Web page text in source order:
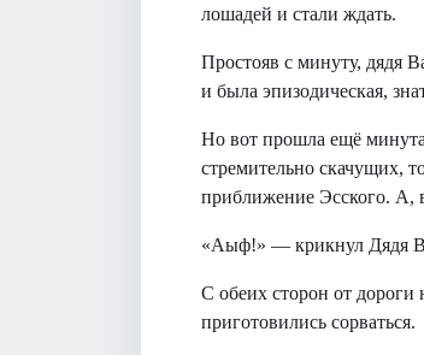
лошадей и стали ждать.
Простояв с минуту, дядя
и была эпизодическая,
Но вот прошла ещё
стремительно скачущих,
приближение Эсского. А,
«Аы‌ф!» — крикнул Дядя
С обеих сторон от дороги
приготовились сорваться.